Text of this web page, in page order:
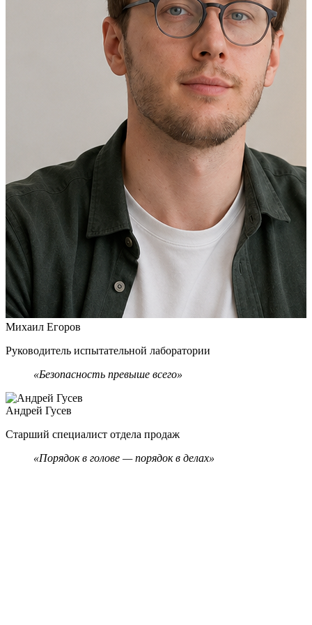
Михаил Егоров
Руководитель испытательной лаборатории
«Безопасность превыше всего»
Андрей Гусев
Старший специалист отдела продаж
«Порядок в голове — порядок в делах»